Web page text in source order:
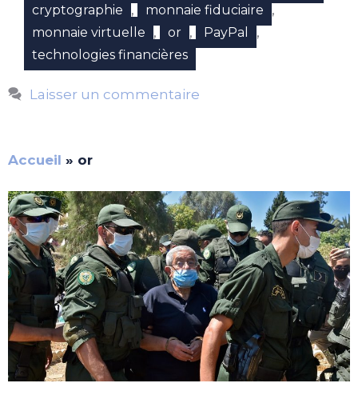
cryptographie , monnaie fiduciaire ,
monnaie virtuelle , or , PayPal ,
technologies financières
Laisser un commentaire
Accueil » or